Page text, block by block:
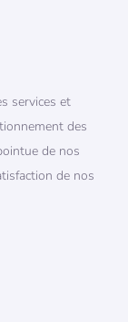
services et
des
de nos
de nos